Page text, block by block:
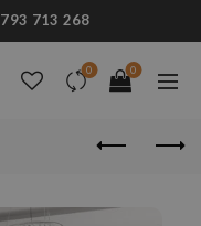
793 713 268
0 0